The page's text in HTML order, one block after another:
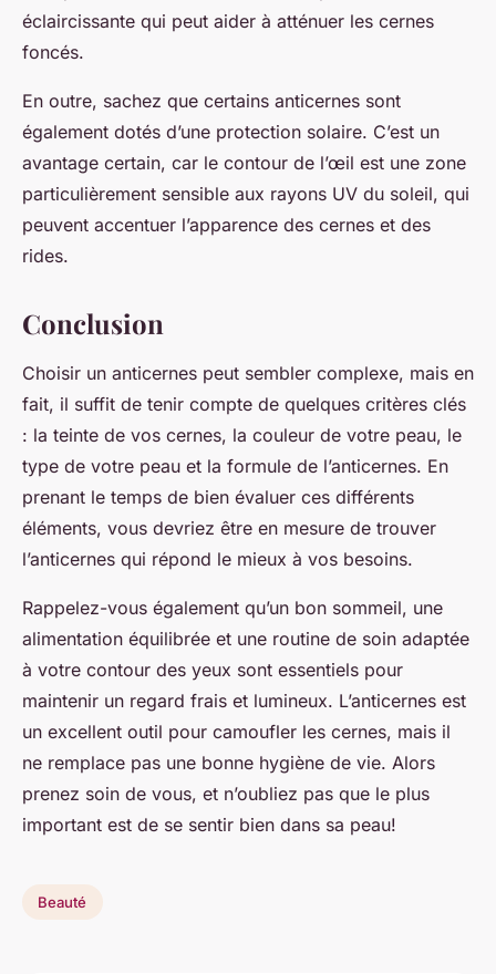
éclaircissante qui peut aider à atténuer les cernes
foncés.
En outre, sachez que certains anticernes sont
également dotés d’une protection solaire. C’est un
avantage certain, car le contour de l’œil est une zone
particulièrement sensible aux rayons UV du soleil, qui
peuvent accentuer l’apparence des cernes et des
rides.
Conclusion
Choisir un anticernes peut sembler complexe, mais en
fait, il suffit de tenir compte de quelques critères clés
: la teinte de vos cernes, la couleur de votre peau, le
type de votre peau et la formule de l’anticernes. En
prenant le temps de bien évaluer ces différents
éléments, vous devriez être en mesure de trouver
l’anticernes qui répond le mieux à vos besoins.
Rappelez-vous également qu’un bon sommeil, une
alimentation équilibrée et une routine de soin adaptée
à votre contour des yeux sont essentiels pour
maintenir un regard frais et lumineux. L’anticernes est
un excellent outil pour camoufler les cernes, mais il
ne remplace pas une bonne hygiène de vie. Alors
prenez soin de vous, et n’oubliez pas que le plus
important est de se sentir bien dans sa peau!
Beauté